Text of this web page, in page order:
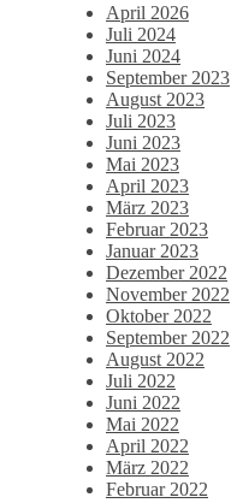
April 2026
Juli 2024
Juni 2024
September 2023
August 2023
Juli 2023
Juni 2023
Mai 2023
April 2023
März 2023
Februar 2023
Januar 2023
Dezember 2022
November 2022
Oktober 2022
September 2022
August 2022
Juli 2022
Juni 2022
Mai 2022
April 2022
März 2022
Februar 2022